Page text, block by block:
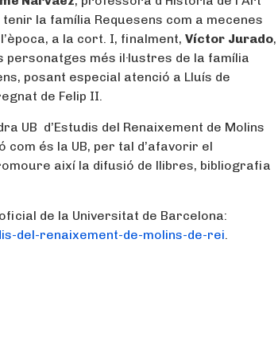
la família Requesens com a mecenes
a la cort. I, finalment, Víctor Jurado,
més il·lustres de la família
posant especial atenció a Lluís de
de Felip II.
UB d’Estudis del Renaixement de Molins
com és la UB, per tal d’afavorir el
així la difusió de llibres, bibliografia
de la Universitat de Barcelona:
del-renaixement-de-molins-de-rei.